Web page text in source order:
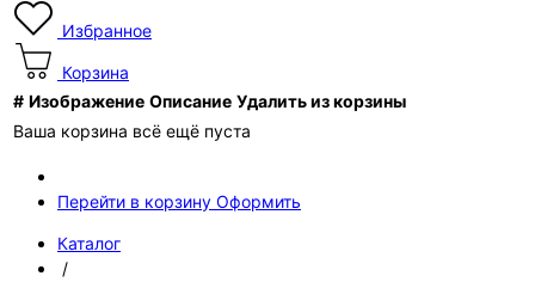
Избранное
Корзина
# Изображение Описание Удалить из корзины
Ваша корзина всё ещё пуста
Перейти в корзину Оформить
Каталог
/